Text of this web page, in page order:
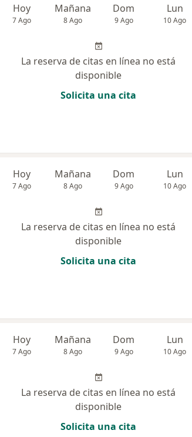
Hoy
7 Ago
Mañana
8 Ago
Dom
9 Ago
Lun
10 Ago
La reserva de citas en línea no está
disponible
Solicita una cita
Hoy
7 Ago
Mañana
8 Ago
Dom
9 Ago
Lun
10 Ago
La reserva de citas en línea no está
disponible
Solicita una cita
Hoy
7 Ago
Mañana
8 Ago
Dom
9 Ago
Lun
10 Ago
La reserva de citas en línea no está
disponible
Solicita una cita